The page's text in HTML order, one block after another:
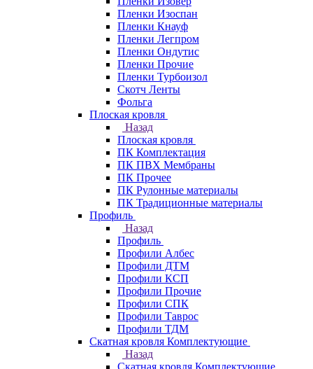
Пленки Изоспан
Пленки Кнауф
Пленки Легпром
Пленки Ондутис
Пленки Прочие
Пленки Турбоизол
Скотч Ленты
Фольга
Плоская кровля
Назад
Плоская кровля
ПК Комплектация
ПК ПВХ Мембраны
ПК Прочее
ПК Рулонные материалы
ПК Традиционные материалы
Профиль
Назад
Профиль
Профили Албес
Профили ДТМ
Профили КСП
Профили Прочие
Профили СПК
Профили Таврос
Профили ТДМ
Скатная кровля Комплектующие
Назад
Скатная кровля Комплектующие